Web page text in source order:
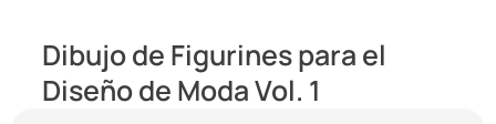
Dibujo de Figurines para el
Diseño de Moda Vol. 1